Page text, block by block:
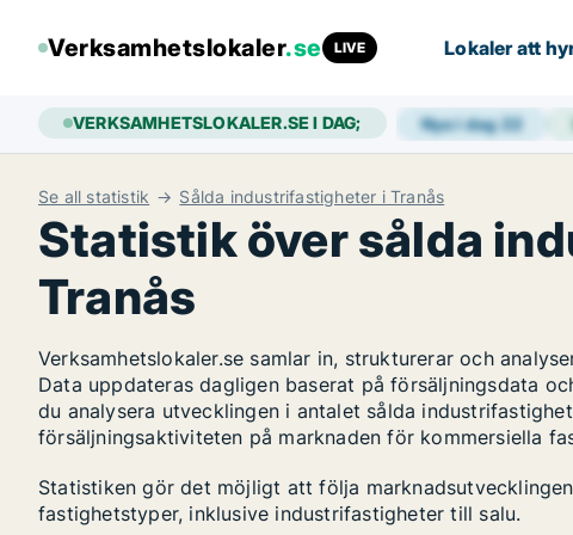
Verksamhetslokaler.se LIVE Lokaler att
VERKSAMHETSLOKALER.SE I DAG; Nya i dag22
Se all statistik Sålda industrifastigheter i Tranås
Statistik över sålda
Tranås
Verksamhetslokaler.se samlar in, strukturerar och
Data uppdateras dagligen baserat på försäljningsdata
du analysera utvecklingen i antalet sålda
försäljningsaktiviteten på marknaden för kommersiella
Statistiken gör det möjligt att följa
fastighetstyper, inklusive industrifastigheter till salu.